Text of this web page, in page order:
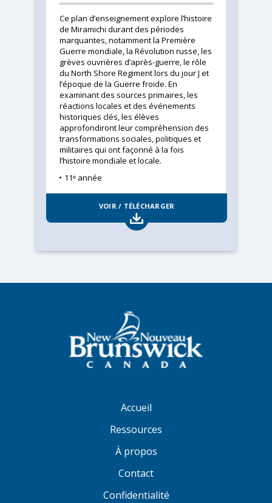
Ce plan d’enseignement explore l’histoire
de Miramichi durant des périodes
marquantes, notamment la Première
Guerre mondiale, la Révolution russe, les
grèves ouvrières d’après-guerre, le rôle
du North Shore Regiment lors du jour J et
l’époque de la Guerre froide. En
examinant des sources primaires, les
réactions locales et des événements
historiques clés, les élèves
approfondiront leur compréhension des
transformations sociales, politiques et
militaires qui ont façonné à la fois
l’histoire mondiale et locale.
11ᵉ année
VOIR / TÉLÉCHARGER
Accueil
Ressources
À propos
Contact
Confidentialité